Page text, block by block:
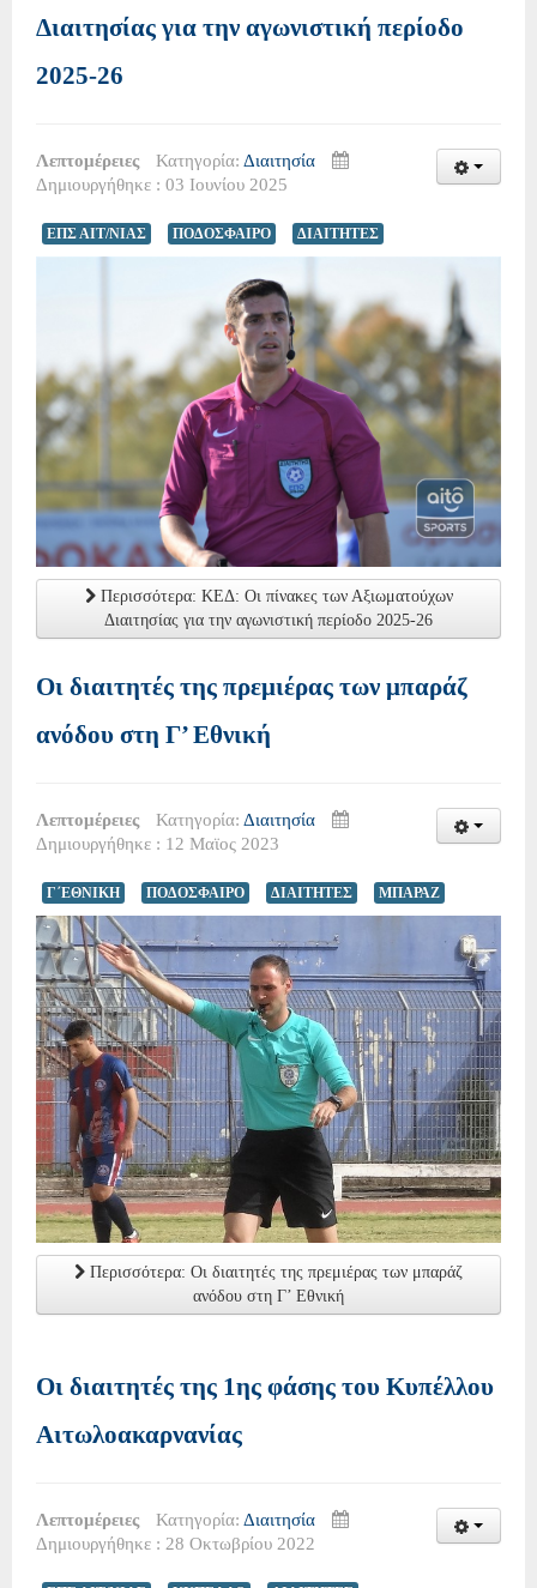
Διαιτησίας για την αγωνιστική περίοδο
2025-26
Λεπτομέρειες Κατηγορία: Διαιτησία
Δημιουργήθηκε : 03 Ιουνίου 2025
ΕΠΣ ΑΙΤ/ΝΙΑΣ ΠΟΔΟΣΦΑΙΡΟ ΔΙΑΙΤΗΤΕΣ
Περισσότερα: ΚΕΔ: Οι πίνακες των Αξιωματούχων
Διαιτησίας για την αγωνιστική περίοδο 2025-26
Οι διαιτητές της πρεμιέρας των μπαράζ
ανόδου στη Γ’ Εθνική
Λεπτομέρειες Κατηγορία: Διαιτησία
Δημιουργήθηκε : 12 Μαϊος 2023
Γ΄ΕΘΝΙΚΗ ΠΟΔΟΣΦΑΙΡΟ ΔΙΑΙΤΗΤΕΣ ΜΠΑΡΑΖ
Περισσότερα: Οι διαιτητές της πρεμιέρας των μπαράζ
ανόδου στη Γ’ Εθνική
Οι διαιτητές της 1ης φάσης του Κυπέλλου
Αιτωλοακαρνανίας
Λεπτομέρειες Κατηγορία: Διαιτησία
Δημιουργήθηκε : 28 Οκτωβρίου 2022